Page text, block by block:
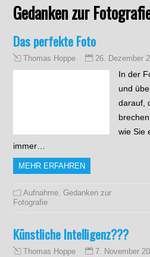
Gedanken zur
Das perfekte Foto
Thomas Hoppe 26. Dezember
In der
und
darauf,
wie Sie
immer…
MEHR ERFAHREN
Aufnahme,Gedanken zur
Fotografie
Künstliche Intelligenz???
Thomas Hoppe 7. November